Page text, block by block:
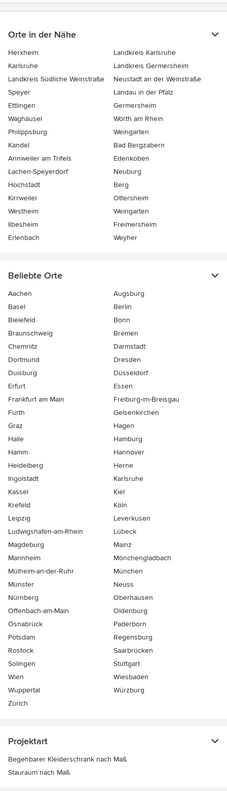
Orte in der Nähe
Herxheim
Landkreis Karlsruhe
Karlsruhe
Landkreis Germersheim
Landkreis Südliche Weinstraße
Neustadt an der Weinstraße
Speyer
Landau in der Pfalz
Ettlingen
Germersheim
Waghäusel
Wörth am Rhein
Philippsburg
Weingarten
Kandel
Bad Bergzabern
Annweiler am Trifels
Edenkoben
Lachen-Speyerdorf
Neuburg
Hochstadt
Berg
Kirrweiler
Ottersheim
Westheim
Weingarten
Ilbesheim
Freimersheim
Erlenbach
Weyher
Beliebte Orte
Aachen
Augsburg
Basel
Berlin
Bielefeld
Bonn
Braunschweig
Bremen
Chemnitz
Darmstadt
Dortmund
Dresden
Duisburg
Düsseldorf
Erfurt
Essen
Frankfurt am Main
Freiburg-im-Breisgau
Fürth
Gelsenkirchen
Graz
Hagen
Halle
Hamburg
Hamm
Hannover
Heidelberg
Herne
Ingolstadt
Karlsruhe
Kassel
Kiel
Krefeld
Köln
Leipzig
Leverkusen
Ludwigshafen-am-Rhein
Lübeck
Magdeburg
Mainz
Mannheim
Mönchen­gladbach
Mülheim-an-der-Ruhr
München
Münster
Neuss
Nürnberg
Oberhausen
Offenbach-am-Main
Oldenburg
Osnabrück
Paderborn
Potsdam
Regensburg
Rostock
Saarbrücken
Solingen
Stuttgart
Wien
Wiesbaden
Wuppertal
Würzburg
Zürich
Projektart
Begehbarer Kleiderschrank nach Maß
Stauraum nach Maß